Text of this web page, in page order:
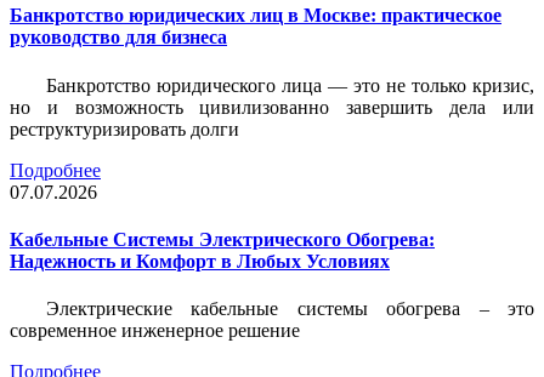
Банкротство юридических лиц в Москве: практическое
руководство для бизнеса
Банкротство юридического лица — это не только кризис,
но и возможность цивилизованно завершить дела или
реструктуризировать долги
Подробнее
07.07.2026
Кабельные Системы Электрического Обогрева:
Надежность и Комфорт в Любых Условиях
Электрические кабельные системы обогрева – это
современное инженерное решение
Подробнее